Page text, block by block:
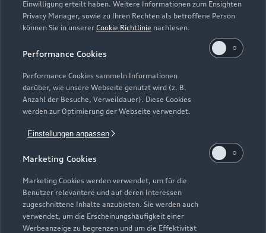
Einwilligung erteilt haben. Weitere Informationen zum Ensighten
Privacy Manager, sowie zu Ihren Rechten als betroffene Person
können Sie in unserer Cookie Richtlinie nachlesen.
Performance Cookies
Performance Cookies sammeln Informationen
darüber, wie unsere Webseite genutzt wird (z. B.
Anzahl der Besuche, Verweildauer). Diese Cookies
werden zur Optimierung der Webseite verwendet.
Einstellungen anpassen
Marketing Cookies
Marketing Cookies werden verwendet, um für die
Benutzer relevantere und auf deren Interessen
zugeschnittene Inhalte anzubieten. Sie werden auch
verwendet, um die Erscheinungshäufigkeit einer
Werbeanzeige zu begrenzen und um die Effektivität
Service
Montag 08:00
Teile- & Zubehörverkauf
Geschlossen,öffnet amMontag 08:00
Öffnungszeiten keine Beratung, kein Verkauf und keine